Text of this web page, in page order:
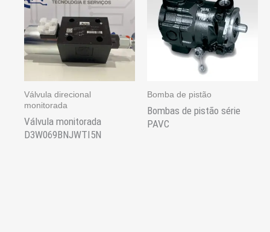
Válvula direcional
monitorada
Válvula monitorada
D3W069BNJWTI5N
Bomba de pistão
Bombas de pistão série
PAVC